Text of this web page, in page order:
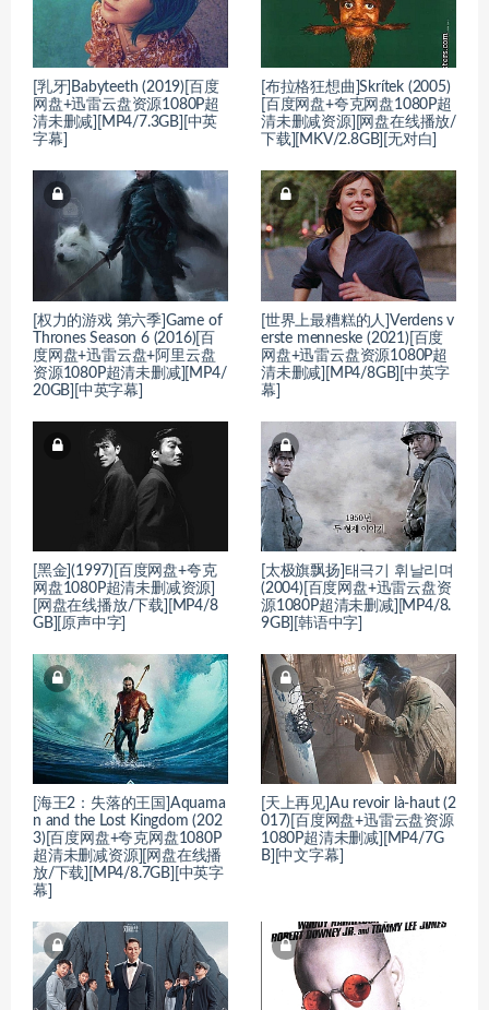
[乳牙]Babyteeth (2019)[百度
网盘+迅雷云盘资源1080P超
清未删减][MP4/7.3GB][中英
字幕]
[布拉格狂想曲]Skrítek (2005)
[百度网盘+夸克网盘1080P超
清未删减资源][网盘在线播放/
下载][MKV/2.8GB][无对白]
[权力的游戏 第六季]Game of
Thrones Season 6 (2016)[百
度网盘+迅雷云盘+阿里云盘
资源1080P超清未删减][MP4/
20GB][中英字幕]
[世界上最糟糕的人]Verdens v
erste menneske (2021)[百度
网盘+迅雷云盘资源1080P超
清未删减][MP4/8GB][中英字
幕]
[黑金](1997)[百度网盘+夸克
网盘1080P超清未删减资源]
[网盘在线播放/下载][MP4/8
GB][原声中字]
[太极旗飘扬]태극기 휘날리며
(2004)[百度网盘+迅雷云盘资
源1080P超清未删减][MP4/8.
9GB][韩语中字]
[海王2：失落的王国]Aquama
n and the Lost Kingdom (202
3)[百度网盘+夸克网盘1080P
超清未删减资源][网盘在线播
放/下载][MP4/8.7GB][中英字
幕]
[天上再见]Au revoir là-haut (2
017)[百度网盘+迅雷云盘资源
1080P超清未删减][MP4/7G
B][中文字幕]